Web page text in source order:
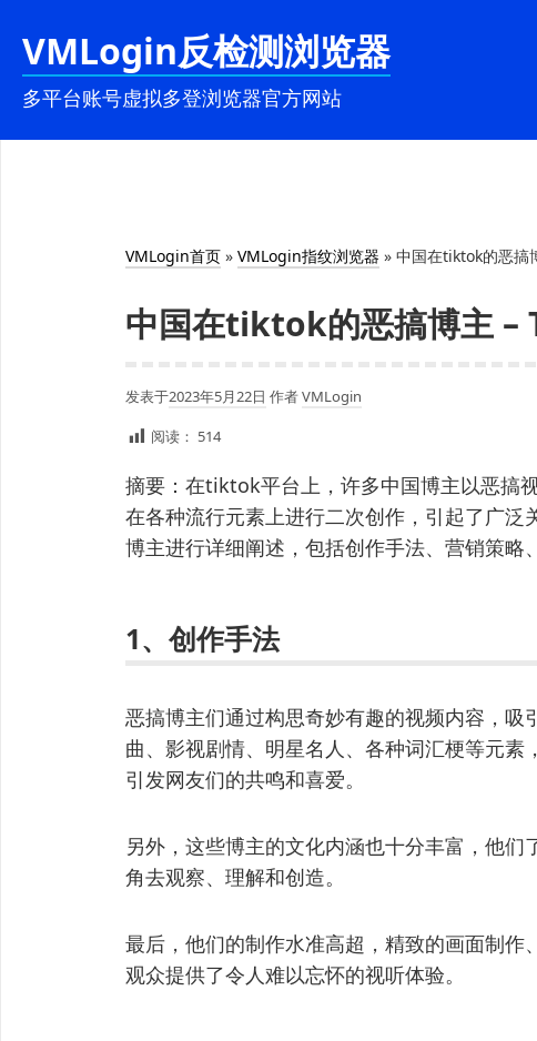
VMLogin反检测浏览器
多平台账号虚拟多登浏览器官方网站
VMLogin首页 » VMLogin指纹浏览器 » 中国在tiktok的恶搞
中国在tiktok的恶搞博主 –
发表于2023年5月22日 作者VMLogin
阅读： 514
摘要：在tiktok平台上，许多中国博主以恶搞
在各种流行元素上进行二次创作，引起了广
博主进行详细阐述，包括创作手法、营销策略
1、创作手法
恶搞博主们通过构思奇妙有趣的视频内容，
曲、影视剧情、明星名人、各种词汇梗等元素
引发网友们的共鸣和喜爱。
另外，这些博主的文化内涵也十分丰富，他
角去观察、理解和创造。
最后，他们的制作水准高超，精致的画面制
观众提供了令人难以忘怀的视听体验。